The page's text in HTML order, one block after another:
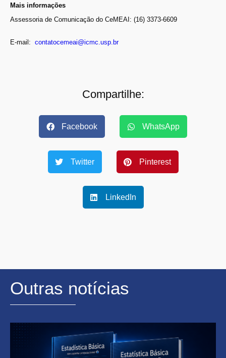
Mais informações
Assessoria de Comunicação do CeMEAI: (16) 3373-6609
E-mail: contatocemeai@icmc.usp.br
Compartilhe:
Facebook WhatsApp
Twitter Pinterest
LinkedIn
Outras notícias